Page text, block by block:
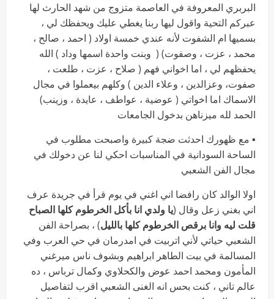
البربري المعروفة في العاصمة متزوج من شهد الحارث لها
عبركم التحية واقول ليها ربنا يغطي عليك ويحفظك لي ،
بسميها ام الشفوت لأنه عندي خمسة اولاد ( احمد ، صالح ،
محمد ، عزت ، وصفوت) ( وبنت واحدة اسمها وداد ) الله
يحفظهم لي ، اما اخواني فهم ( صلاح ، عزت ، طلعت ،
صفوت، وعزالدين ، وعلاء الدين ) وكلهم بيعملوا في مجال
الاسماك اما اخواتي ( عوضية ، عواطف ، عايدة ، وزينب)
الحمد لله ميزناهن بدخول الجامعات
▪︎ مع ظهورك احدثت ضجة كبيرة واصبحت مطلوب في
الساحة السودانية في المناسبات احكي لنا عن دخولك في
مجال الفن الشعبي
اولا الوالد كان رافضا اني اغني في يوم قرأ في جريدة عرف
اني بغني زعل وقال (يا ولدي انا بأكل الخرطوم كلها الصباح
قلت ليه وانا برقص الخرطوم كلها بالليل) ، بصراحة الفن
الشعبي حياتي لأني اتربيت في امدرمان في حي العرب وفي
المسالمة في بيت الطاهر ابراهيم وبشوف ناس ميرغني
المأمون ومحمد احمد عوض والكحلاوي وكمال ترباس ، ده
عالم تاني ، كنت بحس انه الغنى الشعبي اقرب لتفاصيل